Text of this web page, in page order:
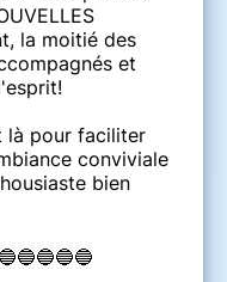
la moitié des
et
là pour faciliter
conviviale
bien